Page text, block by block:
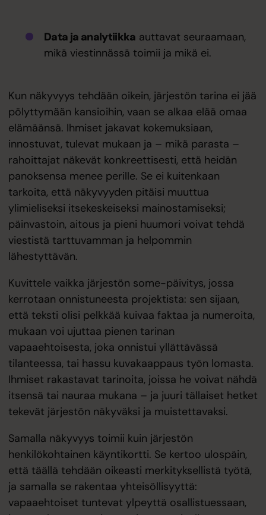
Data ja analytiikka auttavat seuraamaan,
mikä viestinnässä toimii ja mikä ei.
Kun näkyvyys tehdään oikein, järjestön tarina ei jää
pölyttymään kansioihin, vaan se alkaa elää omaa
elämäänsä. Ihmiset jakavat kokemuksiaan,
innostuvat, tulevat mukaan ja – mikä parasta –
rahoittajat näkevät konkreettisesti, että heidän
panoksensa menee perille. Se ei kuitenkaan
tarkoita, että näkyvyyden pitäisi muuttua
ylimieliseksi itsekeskeiseksi mainostamiseksi;
päinvastoin, aitous ja pieni huumori voivat tehdä
viestistä tarttuvamman ja helpommin
lähestyttävän.
Kuvittele vaikka järjestön some-päivitys, jossa
kerrotaan onnistuneesta projektista: sen sijaan,
että teksti olisi pelkkää kuivaa faktaa ja numeroita,
mukaan voi ujuttaa pienen tarinan
vapaaehtoisesta, joka onnistui yllättävässä
tilanteessa, tai hassu kuvakaappaus työn lomasta.
Ihmiset rakastavat tarinoita, joissa he voivat nähdä
itsensä tai nauraa mukana – ja juuri tällaiset hetket
tekevät järjestön näkyväksi ja muistettavaksi.
Samalla näkyvyys toimii kuin järjestön
henkilökohtainen käyntikortti. Se kertoo ulospäin,
että täällä tehdään oikeasti merkityksellistä työtä,
ja samalla se rakentaa yhteisöllisyyttä:
vapaaehtoiset tuntevat ylpeyttä osallistuessaan,